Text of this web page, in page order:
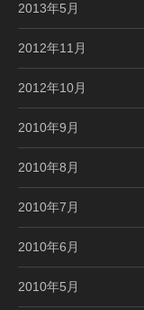
2013年5月
2012年11月
2012年10月
2010年9月
2010年8月
2010年7月
2010年6月
2010年5月